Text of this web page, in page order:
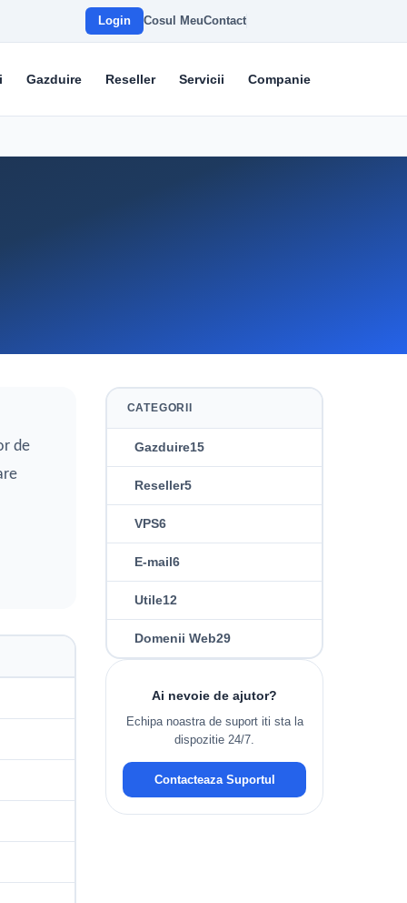
Login Cosul MeuContact
Gazduire Reseller Servicii Companie
de
CATEGORII
Gazduire15
Reseller5
VPS6
E-mail 6
Utile12
Domenii Web29
Ai nevoie de ajutor?
Echipa noastra de suport iti sta la
dispozitie 24/7.
Contacteaza Suportul